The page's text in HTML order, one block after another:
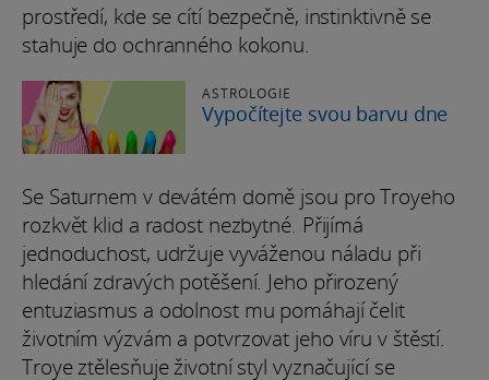
prostředí, kde se cítí bezpečně, instinktivně se
stahuje do ochranného kokonu.
ASTROLOGIE
Vypočítejte svou barvu dne
Se Saturnem v devátém domě jsou pro Troyeho
rozkvět klid a radost nezbytné. Přijímá
jednoduchost, udržuje vyváženou náladu při
hledání zdravých potěšení. Jeho přirozený
entuziasmus a odolnost mu pomáhají čelit
životním výzvám a potvrzovat jeho víru v štěstí.
Troye ztělesňuje životní styl vyznačující se